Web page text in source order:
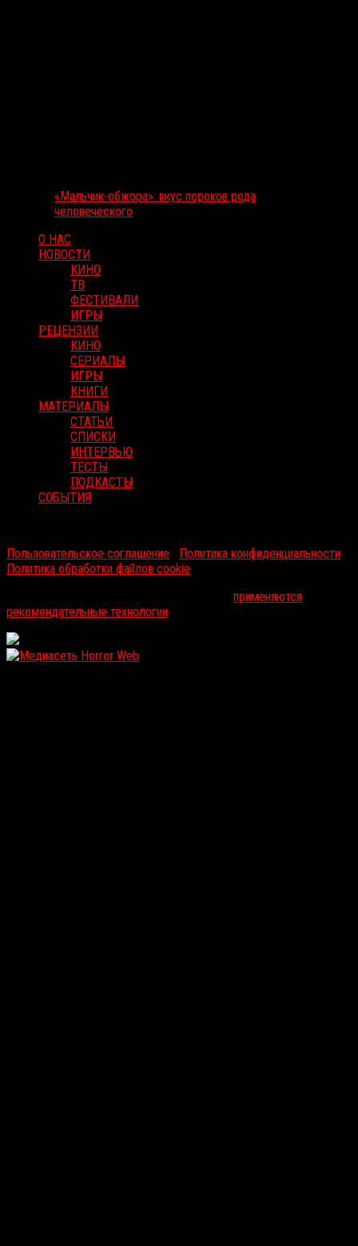
«Мальчик-обжора»: вкус пороков рода
человеческого
О НАС
НОВОСТИ
КИНО
ТВ
ФЕСТИВАЛИ
ИГРЫ
РЕЦЕНЗИИ
КИНО
СЕРИАЛЫ
ИГРЫ
КНИГИ
МАТЕРИАЛЫ
СТАТЬИ
СПИСКИ
ИНТЕРВЬЮ
ТЕСТЫ
ПОДКАСТЫ
СОБЫТИЯ
Пользовательское соглашение
Политика конфиденциальности
Политика обработки файлов cookie
применяются
рекомендательные технологии